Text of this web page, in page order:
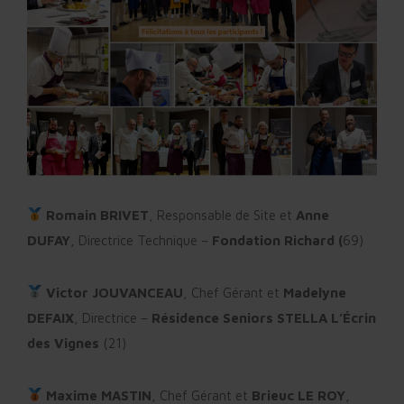
Romain BRIVET , Responsable de Site et Anne
DUFAY , Directrice Technique – Fondation Richard (69)
Victor JOUVANCEAU , Chef Gérant et Madelyne
DEFAIX , Directrice – Résidence Seniors STELLA L’Écrin
des Vignes (21)
Maxime MASTIN , Chef Gérant et Brieuc LE ROY